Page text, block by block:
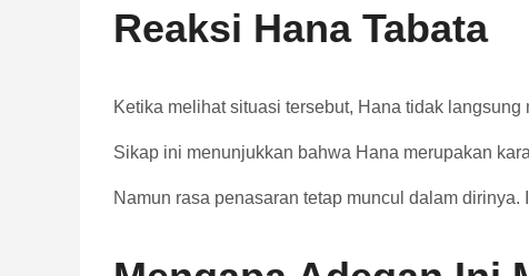
Reaksi Hana Tabata
Ketika melihat situasi tersebut, Hana tidak
Sikap ini menunjukkan bahwa Hana merupakan
Namun rasa penasaran tetap muncul dalam